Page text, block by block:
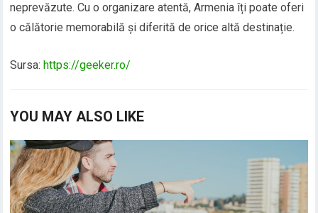
neprevăzute. Cu o organizare atentă, Armenia îți poate oferi
o călătorie memorabilă și diferită de orice altă destinație.
Sursa: https://geeker.ro/
YOU MAY ALSO LIKE